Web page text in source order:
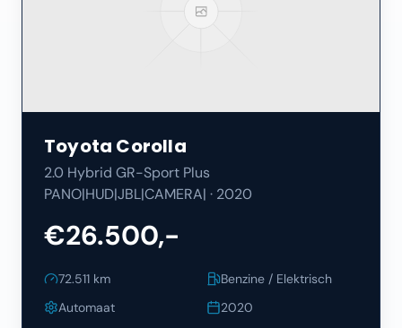
Toyota Corolla
2.0 Hybrid GR-Sport Plus
PANO|HUD|JBL|CAMERA| · 2020
€26.500,-
72.511 km
Benzine / Elektrisch
Automaat
2020